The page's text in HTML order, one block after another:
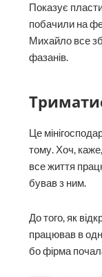
Показує
побачили на
Михайло все
фазанів.
Це
тому. Хоч,
все життя
бував з ним.
До того, як
працював в
бо фірма